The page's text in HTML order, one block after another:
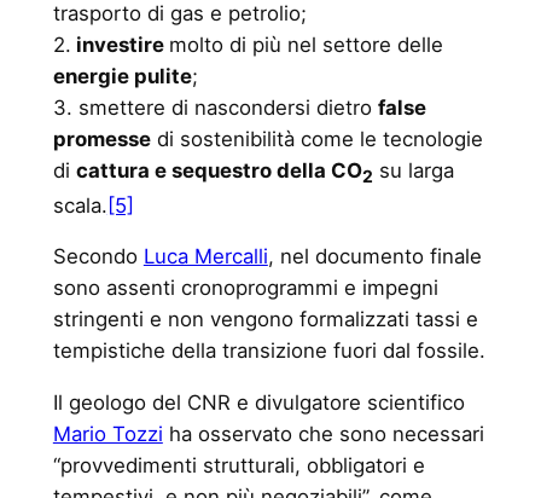
trasporto di gas e petrolio;
2. investire molto di più nel settore delle
energie pulite;
3. smettere di nascondersi dietro false
promessedi sostenibilità come le tecnologie
di cattura e sequestro della CO2 su larga
scala.[5]
Secondo Luca Mercalli, nel documento finale
sono assenti cronoprogrammi e impegni
stringenti e non vengono formalizzati tassi e
tempistiche della transizione fuori dal fossile.
Il geologo del CNR e divulgatore scientifico
Mario Tozzi ha osservato che sono necessari
“provvedimenti strutturali, obbligatori e